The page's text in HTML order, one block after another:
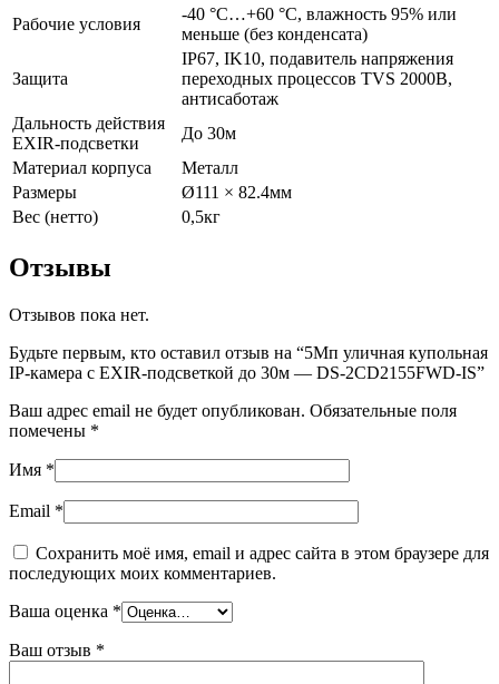
Рабочие условия
-40 °C…+60 °C, влажность 95% или
меньше (без конденсата)
Защита
IP67, IK10, подавитель напряжения
переходных процессов TVS 2000В,
антисаботаж
Дальность действия
EXIR-подсветки
До 30м
Материал корпуса
Металл
Размеры
Ø111 × 82.4мм
Вес (нетто)
0,5кг
Отзывы
Отзывов пока нет.
Будьте первым, кто оставил отзыв на “5Мп уличная купольная
IP-камера с EXIR-подсветкой до 30м — DS-2CD2155FWD-IS”
Ваш адрес email не будет опубликован. Обязательные поля
помечены *
Имя *
Email *
Сохранить моё имя, email и адрес сайта в этом браузере для
последующих моих комментариев.
Ваша оценка *
Ваш отзыв *